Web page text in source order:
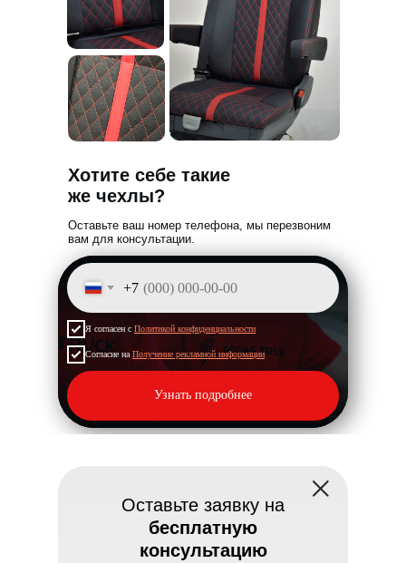
+7
Я согласен с Политикой конфиденциальности
Согласие на Получение рекламной информации
Узнать подробнее
Хотите себе такие
же чехлы?
Оставьте ваш номер телефона, мы перезвоним
вам для консультации
Оставьте заявку на
бесплатную
консультацию
Согласие на Получение рекламной информации